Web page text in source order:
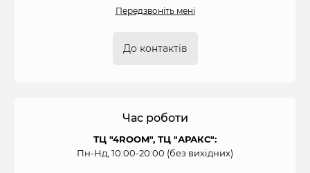
Передзвоніть мені
До контактів
Час роботи
ТЦ "4ROOM", ТЦ "АРАКС":
Пн-Нд, 10:00-20:00 (без вихідних)